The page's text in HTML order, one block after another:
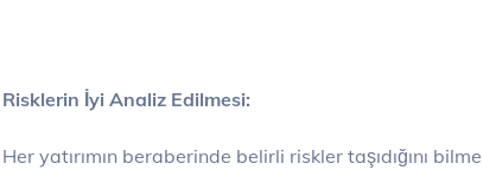
Risklerin İyi Analiz Edilmesi:
Her yatırımın beraberinde belirli riskler taşıdığını